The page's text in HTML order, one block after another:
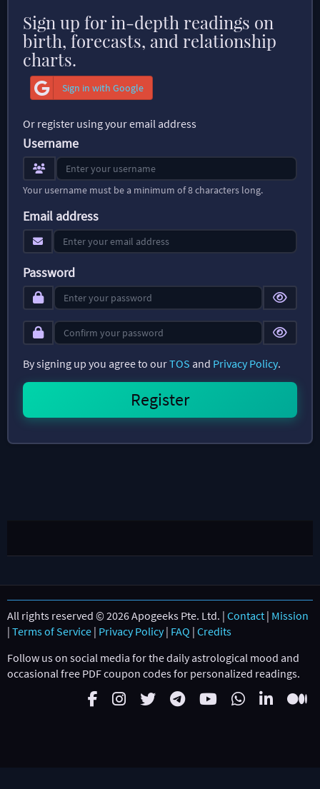
Sign up for in-depth readings on
birth, forecasts, and relationship
charts.
Sign in with Google
Or register using your email address
Username
Your username must be a minimum of 8 characters long.
Email address
Password
By signing up you agree to ourTOS and Privacy Policy.
All rights reserved © 2026 Apogeeks Pte. Ltd. | Contact | Mission
| Terms of Service | Privacy Policy| FAQ | Credits
Follow us on social media for the daily astrological mood and
occasional free PDF coupon codes for personalized readings.